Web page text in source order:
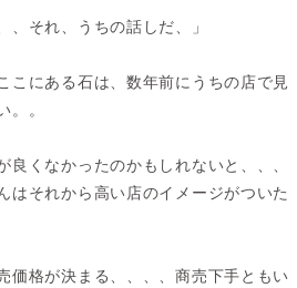
、それ、うちの話しだ、 」
こにある石は、数年前にうちの店で見
。。
良くなかったのかもしれないと、、、
はそれから高い店のイメージがついた
価格が決まる、、、、商売下手ともい